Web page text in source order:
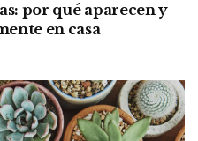
por qué aparecen y
en casa